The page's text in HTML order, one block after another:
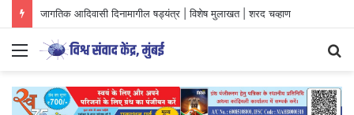
जागतिक आदिवासी दिनामागील षड्यंत्र | विशेष मुलाखत | शरद चव्हाण
Menu